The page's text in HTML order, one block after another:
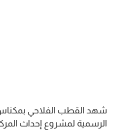
شهد القطب الفلاحي
الرسمية لمشروع إحداث